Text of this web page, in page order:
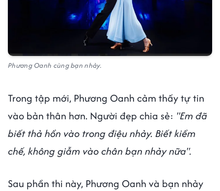
Phương Oanh cùng bạn nhảy.
Trong tập mới, Phương Oanh cảm thấy tự tin
vào bản thân hơn. Người đẹp chia sẻ: "Em đã
biết thả hồn vào trong điệu nhảy. Biết kiềm
chế, không giẫm vào chân bạn nhảy nữa".
Sau phần thi này, Phương Oanh và bạn nhảy